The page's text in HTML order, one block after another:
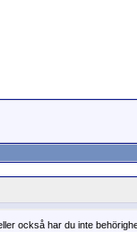
också har du inte